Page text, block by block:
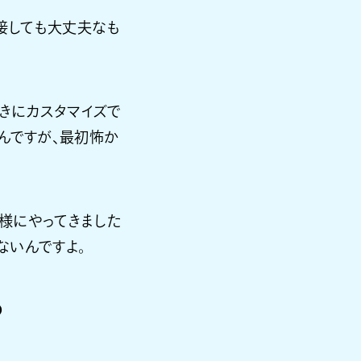
しても大丈夫なも
にカスタマイズで
ですが、最初怖か
にやってきました
いんですよ。